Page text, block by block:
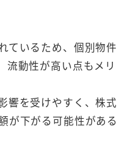
ているため、個別物件
流動性が高い点もメリ
響を受けやすく、株式
が下がる可能性がある